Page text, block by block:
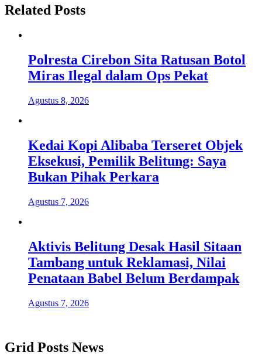
Related Posts
Polresta Cirebon Sita Ratusan Botol
Miras Ilegal dalam Ops Pekat
Agustus 8, 2026
Kedai Kopi Alibaba Terseret Objek
Eksekusi, Pemilik Belitung: Saya
Bukan Pihak Perkara
Agustus 7, 2026
Aktivis Belitung Desak Hasil Sitaan
Tambang untuk Reklamasi, Nilai
Penataan Babel Belum Berdampak
Agustus 7, 2026
Grid Posts News